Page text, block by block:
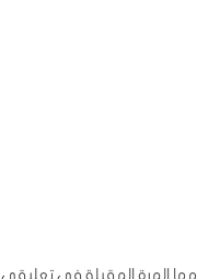
المرة المقبلة في تعليقي.